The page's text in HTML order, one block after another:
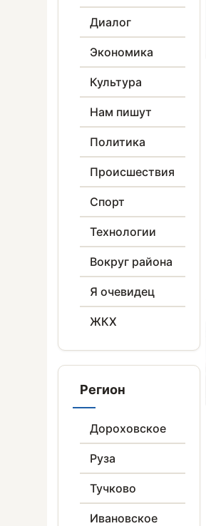
Диалог
Экономика
Культура
Нам пишут
Политика
Происшествия
Спорт
Технологии
Вокруг района
Я очевидец
ЖКХ
Регион
Дороховское
Руза
Тучково
Ивановское